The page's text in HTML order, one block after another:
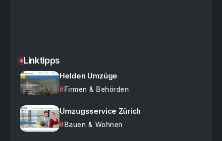
Linktipps
Helden Umzüge
Firmen & Behörden
Umzugsservice Zürich
Bauen & Wohnen